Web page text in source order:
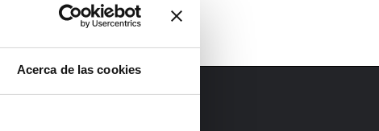
Acerca de las cookies